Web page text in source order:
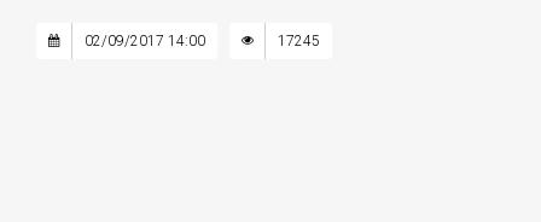
02/09/2017 14:00 17245